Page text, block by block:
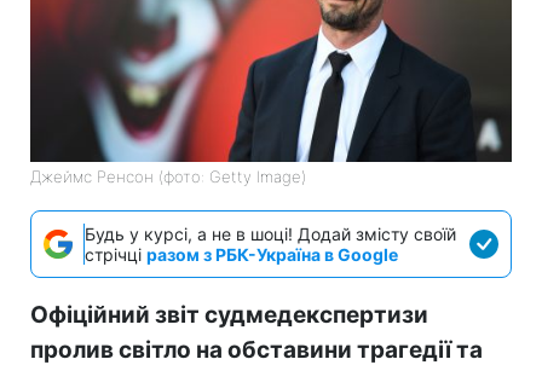
Джеймс Ренсон (фото: Getty Image)
Будь у курсі, а не в шоці! Додай змісту своїй
стрічці разом з РБК-Україна в Google
Офіційний звіт судмедекспертизи
пролив світло на обставини трагедії та